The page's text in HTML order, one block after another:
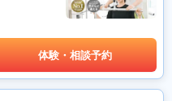
体験・相談予約